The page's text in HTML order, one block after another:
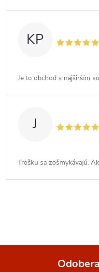
KP
Je to obchod s najširším
J
Trošku sa zošmykávajú.